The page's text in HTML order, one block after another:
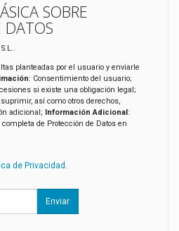
SOBRE
DATOS
planteadas por el usuario y enviarle
: Consentimiento del usuario;
si existe una obligación legal;
así como otros derechos,
adicional; Información Adicional:
de Protección de Datos en
de Privacidad .
Enviar